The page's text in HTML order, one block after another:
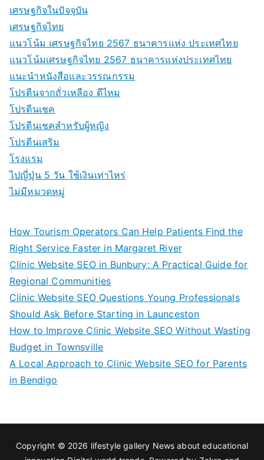
เศรษฐกิจในปัจจุบัน
เศรษฐกิจไทย
แนวโน้ม เศรษฐกิจไทย 2567 ธนาคารแห่ง ประเทศไทย
แนวโน้มเศรษฐกิจไทย 2567 ธนาคารแห่งประเทศไทย
แนะนำหนังสือและวรรณกรรม
โปรตีนจากถั่วเหลือง ดีไหม
โปรตีนเชค
โปรตีนเชคสำหรับผู้หญิง
โปรตีนเสริม
โรงแรม
ไปญี่ปุ่น 5 วัน ใช้เงินเท่าไหร่
ไม่มีหมวดหมู่
How Tourism Operators Can Help Patients Find the
Right Service Faster in Margaret River
Clinic Website SEO in Bunbury: A Practical Guide for
Regional Communities
Clinic Website SEO Questions Young Professionals
Should Ask Before Starting in Launceston
How to Improve Clinic Website SEO Without Wasting
Budget in Townsville
A Local Approach to Clinic Website SEO for Parents
in Bendigo
Copyright © 2026 lifestyle gallery News about educational